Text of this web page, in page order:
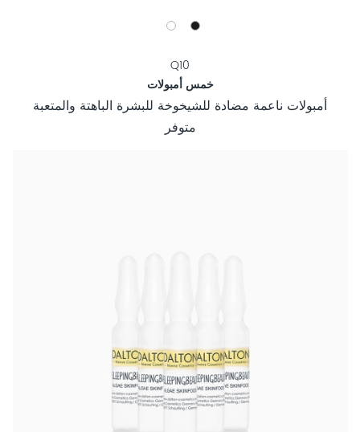
Q10
خمس أمبولات
أمبولات ناعمة مضادة للشيخوخة للبشرة الباهتة والمتعبة
متوفر